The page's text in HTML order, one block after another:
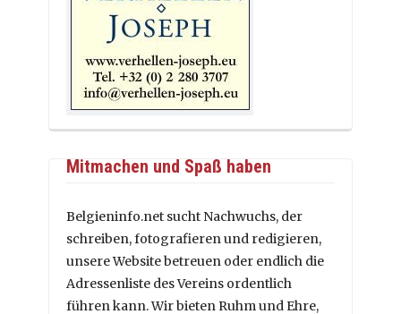
Mitmachen und Spaß haben
Belgieninfo.net sucht Nachwuchs, der
schreiben, fotografieren und redigieren,
unsere Website betreuen oder endlich die
Adressenliste des Vereins ordentlich
führen kann. Wir bieten Ruhm und Ehre,